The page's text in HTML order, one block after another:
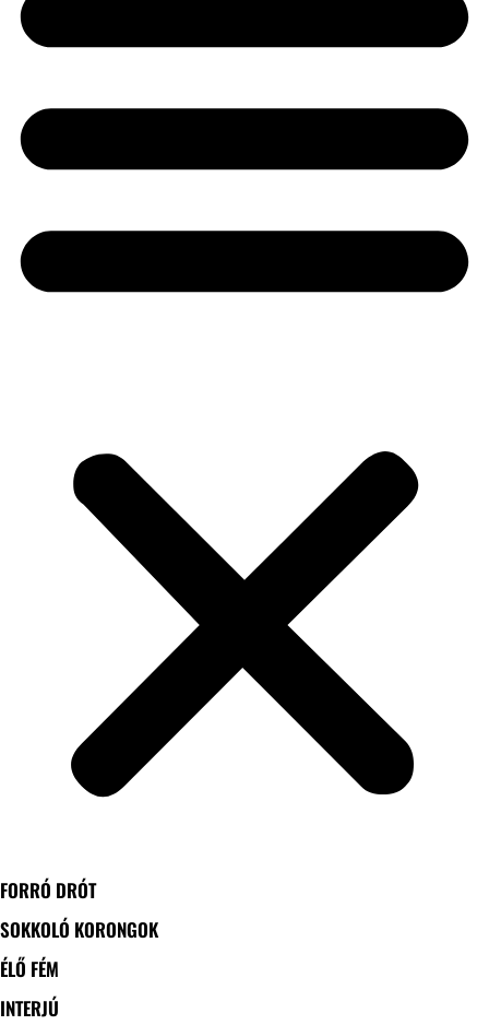
FORRÓ DRÓT
SOKKOLÓ KORONGOK
ÉLŐ FÉM
INTERJÚ